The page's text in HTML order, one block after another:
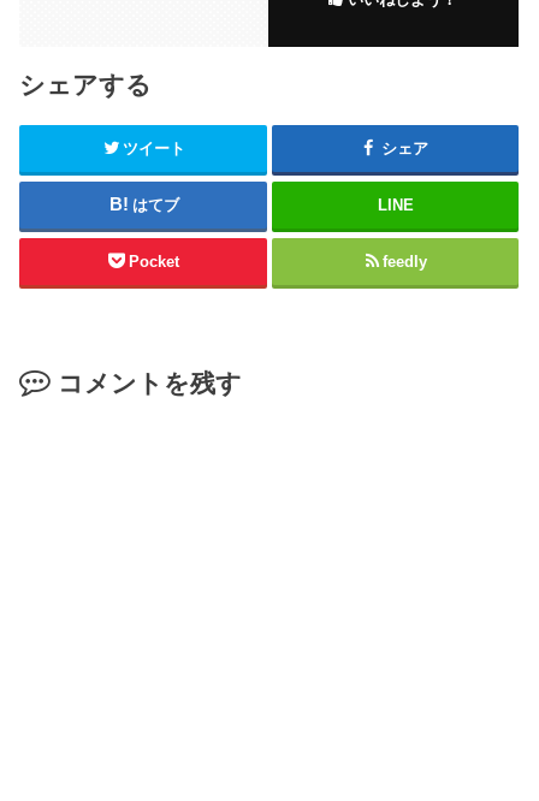
シェアする
ツイート シェア
はてブ LINE
Pocket feedly
コメントを残す